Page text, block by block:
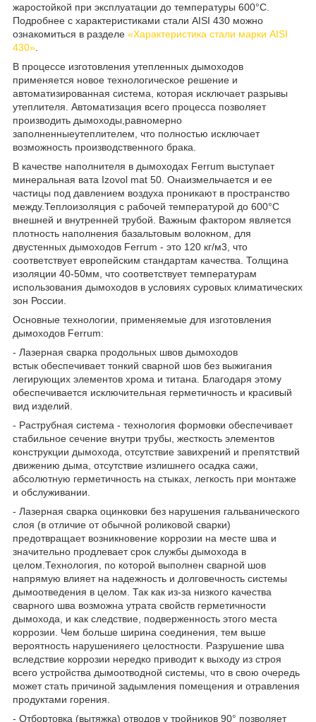
жаростойкой при эксплуатации до температуры 600°C.
Подробнее с характеристиками стали AISI 430 можно
ознакомиться в разделе «Характеристика стали марки AISI
430»
В процессе изготовления утепленных дымоходов
применяется новое технологическое решение и
автоматизированная система, которая исключает разрывы
утеплителя. Автоматизация всего процесса позволяет
производить дымоходы,равномерно
заполненныеутеплителем, что полностью исключает
возможность производственного брака.
В качестве наполнителя в дымоходах Ferrum выступает
минеральная вата Іzovol mat 50. Онаизмельчается и ее
частицы под давлением воздуха проникают в пространство
между.Теплоизоляция с рабочей температурой до 600°С
внешней и внутренней трубой. Важным фактором является
плотность наполнения базальтовым волокном, для
двустенных дымоходов Ferrum - это 120 кг/м3 , что
соответствует европейским стандартам качества. Толщина
изоляции 40-50мм, что соответствует температурам
использования дымоходов в условиях суровых климатических
зон России.
Основные технологии, применяемые для изготовления
дымоходов Ferrum:
- Лазерная сварка продольных швов дымоходов
встык обеспечивает тонкий сварной шов без выжигания
легирующих элементов хрома и титана. Благодаря этому
обеспечивается исключительная герметичность и красивый
вид изделий.
- Раструбная система - технология формовки обеспечивает
стабильное сечение внутри трубы, жесткость элементов
конструкции дымохода, отсутствие завихрений и препятствий
движению дыма, отсутствие излишнего осадка сажи,
абсолютную герметичность на стыках, легкость при монтаже
и обслуживании.
- Лазерная сварка оцинковки без нарушения гальванического
слоя (в отличие от обычной роликовой сварки)
предотвращает возникновение коррозии на месте шва и
значительно продлевает срок службы дымохода в
целом.Технология, по которой выполнен сварной шов
напрямую влияет на надежность и долговечность системы
дымоотведения в целом. Так как из-за низкого качества
сварного шва возможна утрата свойств герметичности
дымохода, и как следствие, подверженность этого места
коррозии. Чем больше ширина соединения, тем выше
вероятность нарушенияего целостности. Разрушение шва
вследствие коррозии нередко приводит к выходу из строя
всего устройства дымоотводной системы, что в свою очередь
может стать причиной задымления помещения и отравления
продуктами горения.
- Отбортовка (вытяжка) отводов у тройников 90° позволяет